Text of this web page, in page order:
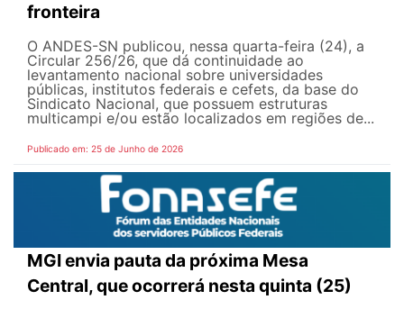
fronteira
O ANDES-SN publicou, nessa quarta-feira (24), a
Circular 256/26, que dá continuidade ao
levantamento nacional sobre universidades
públicas, institutos federais e cefets, da base do
Sindicato Nacional, que possuem estruturas
multicampi e/ou estão localizados em regiões de...
Publicado em: 25 de Junho de 2026
MGI envia pauta da próxima Mesa
Central, que ocorrerá nesta quinta (25)